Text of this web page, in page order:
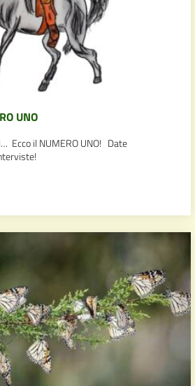
UNO
Ecco il NUMERO UNO! Date